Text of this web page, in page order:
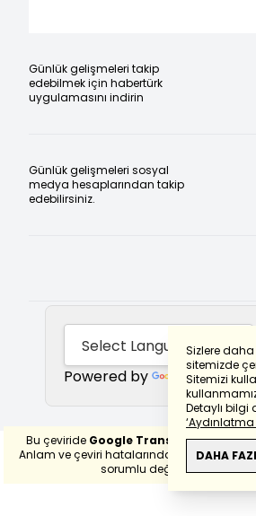
Sizlere
sitemizde
Sitemizi
Detaylı bilgi
‘Aydınlatma
DAHA
Günlük gelişmeleri takip
edebilmek için habertürk
uygulamasını indirin
Günlük gelişmeleri sosyal
medya hesaplarından takip
edebilirsiniz.
Powered by Translate
Bu çeviride Google Translete
Anlam ve çeviri hatalarından
sorumlu değildir.